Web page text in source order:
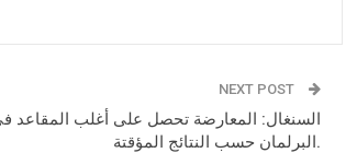
NEXT POST
السنغال: المعارضة تحصل على أغلب المقاعد
البرلمان حسب النتائج المؤقتة.